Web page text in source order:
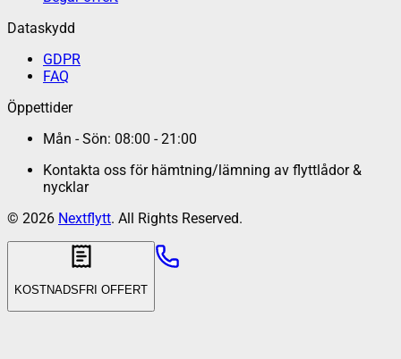
Dataskydd
GDPR
FAQ
Öppettider
Mån - Sön: 08:00 - 21:00
Kontakta oss för hämtning/lämning av flyttlådor &
nycklar
© 2026 Nextflytt. All Rights Reserved.
KOSTNADSFRI OFFERT